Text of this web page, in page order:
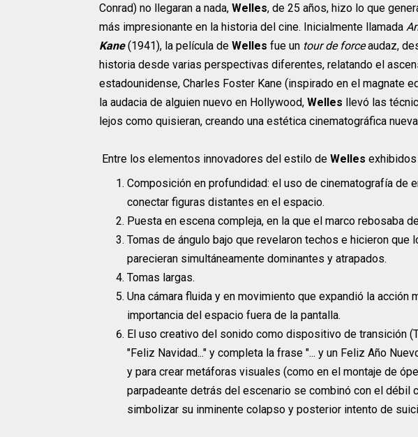
Conrad) no llegaran a nada, Welles, de 25 años, hizo lo que
más impresionante en la historia del cine. Inicialmente llamada
Kane(1941), la película de Welles fue un tour de forceaudaz,
historia desde varias perspectivas diferentes, relatando el
estadounidense, Charles Foster Kane (inspirado en el magnate
la audacia de alguien nuevo en Hollywood, Welles llevó las
lejos como quisieran, creando una estética cinematográfica
Entre los elementos innovadores del estilo de Welles
Composición en profundidad: el uso de cinematografía de
conectar figuras distantes en el espacio.
Puesta en escena compleja, en la que el marco rebosaba
Tomas de ángulo bajo que revelaron techos e hicieron que
parecieran simultáneamente dominantes y atrapados.
Tomas largas.
Una cámara fluida y en movimiento que expandió la acción
importancia del espacio fuera de la pantalla.
El uso creativo del sonido como dispositivo de transición
"Feliz Navidad..." y completa la frase "... y un Feliz Año
y para crear metáforas visuales (como en el montaje de
parpadeante detrás del escenario se combinó con el débil
simbolizar su inminente colapso y posterior intento de